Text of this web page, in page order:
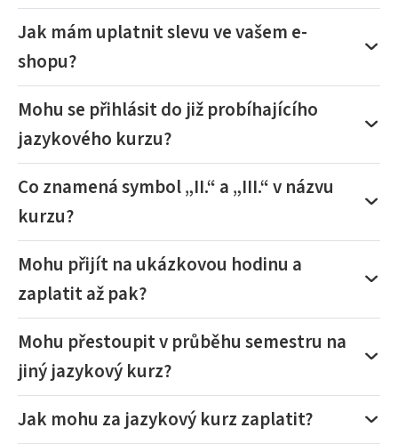
Jak mám uplatnit slevu ve vašem e-
shopu?
Mohu se přihlásit do již probíhajícího
jazykového kurzu?
Co znamená symbol „II.“ a „III.“ v názvu
kurzu?
Mohu přijít na ukázkovou hodinu a
zaplatit až pak?
Mohu přestoupit v průběhu semestru na
jiný jazykový kurz?
Jak mohu za jazykový kurz zaplatit?